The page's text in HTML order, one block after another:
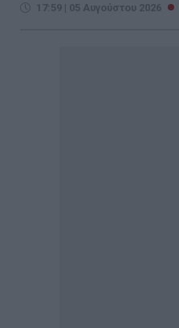
17:59 | 05 Αυγούστου 2026